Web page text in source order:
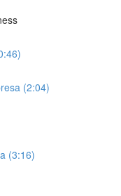
(2:04)
(3:16)